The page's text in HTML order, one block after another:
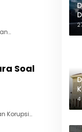
Soal
Korupsi…
4